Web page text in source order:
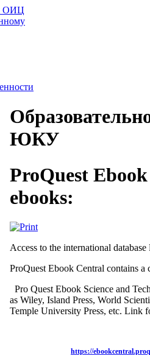
ОИЦ
ЮКУ
ProQuest
ebooks:
Access to the international
ProQuest Ebook Central contains
Pro Quest Ebook Science and
as Wiley, Island Press, World
Temple University Press, etc. Link
https://